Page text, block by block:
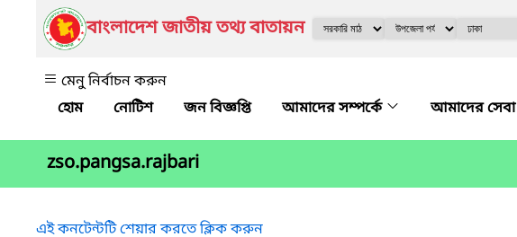
বাংলাদেশ জাতীয় তথ্য বাতায়ন
মেনু নির্বাচন করুন
নোটিশ
জন বিজ্ঞপ্তি আমাদের সম্পর্কে আমাদের সেবা
zso.pangsa.rajbari
এই কনটেন্টটি শেয়ার করতে ক্লিক করুন